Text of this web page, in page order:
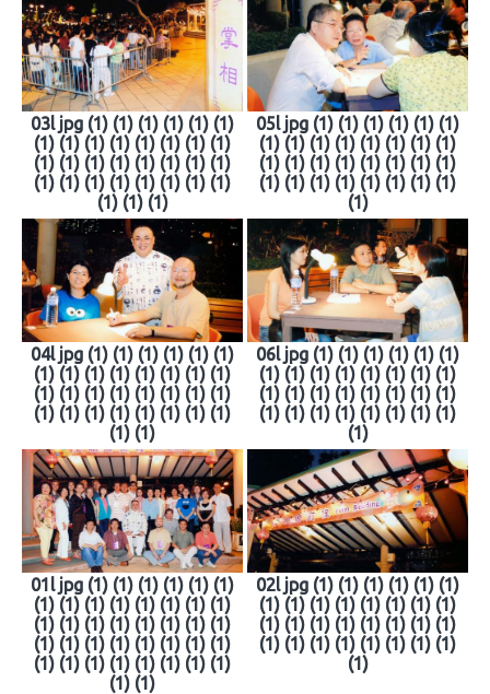
03l jpg (1) (1) (1) (1) (1) (1)
(1) (1) (1) (1) (1) (1) (1) (1)
(1) (1) (1) (1) (1) (1) (1) (1)
(1) (1) (1) (1) (1) (1) (1) (1)
(1) (1) (1)
05l jpg (1) (1) (1) (1) (1) (1)
(1) (1) (1) (1) (1) (1) (1) (1)
(1) (1) (1) (1) (1) (1) (1) (1)
(1) (1) (1) (1) (1) (1) (1) (1)
(1)
04l jpg (1) (1) (1) (1) (1) (1)
(1) (1) (1) (1) (1) (1) (1) (1)
(1) (1) (1) (1) (1) (1) (1) (1)
(1) (1) (1) (1) (1) (1) (1) (1)
(1) (1)
06l jpg (1) (1) (1) (1) (1) (1)
(1) (1) (1) (1) (1) (1) (1) (1)
(1) (1) (1) (1) (1) (1) (1) (1)
(1) (1) (1) (1) (1) (1) (1) (1)
(1)
01l jpg (1) (1) (1) (1) (1) (1)
(1) (1) (1) (1) (1) (1) (1) (1)
(1) (1) (1) (1) (1) (1) (1) (1)
(1) (1) (1) (1) (1) (1) (1) (1)
(1) (1) (1) (1) (1) (1) (1) (1)
(1) (1)
02l jpg (1) (1) (1) (1) (1) (1)
(1) (1) (1) (1) (1) (1) (1) (1)
(1) (1) (1) (1) (1) (1) (1) (1)
(1) (1) (1) (1) (1) (1) (1) (1)
(1)